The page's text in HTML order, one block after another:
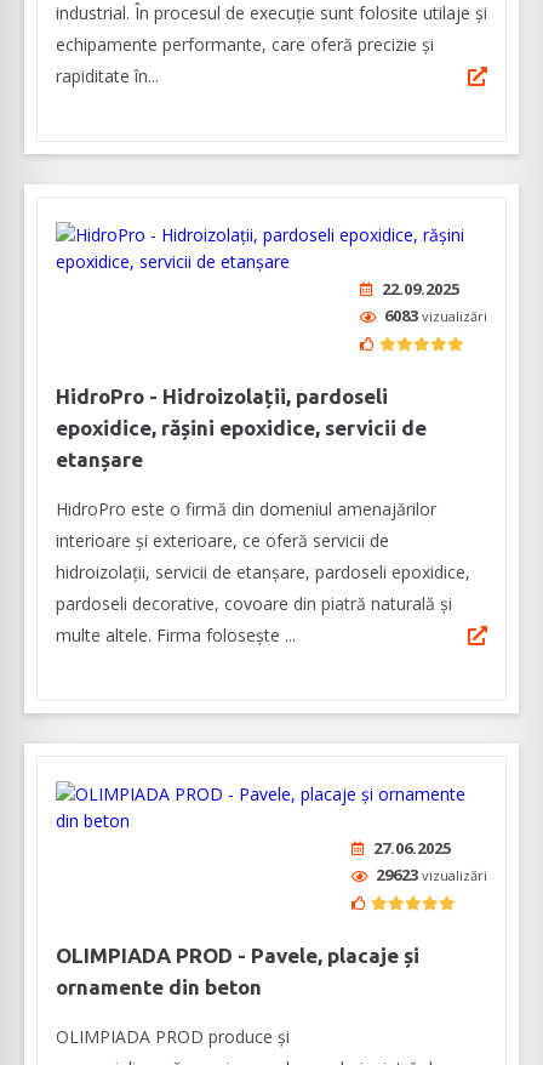
industrial. În procesul de execuție sunt folosite utilaje și
echipamente performante, care oferă precizie și
rapiditate în...
22.09.2025
6083 vizualizări
HidroPro - Hidroizolații, pardoseli
epoxidice, rășini epoxidice, servicii de
etanșare
HidroPro este o firmă din domeniul amenajărilor
interioare şi exterioare, ce oferă servicii de
hidroizolații, servicii de etanșare, pardoseli epoxidice,
pardoseli decorative, covoare din piatră naturală și
multe altele. Firma folosește ...
27.06.2025
29623 vizualizări
OLIMPIADA PROD - Pavele, placaje și
ornamente din beton
OLIMPIADA PROD produce și